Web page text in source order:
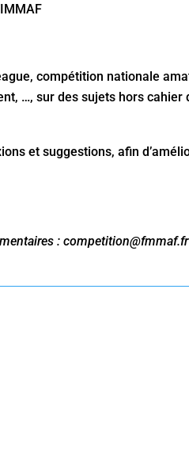
compétition nationale
…, sur des sujets hors
et suggestions, afin
:competition@fmmaf.fr